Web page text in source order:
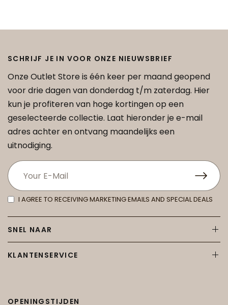
SCHRIJF JE IN VOOR ONZE NIEUWSBRIEF
Onze Outlet Store is één keer per maand geopend
voor drie dagen van donderdag t/m zaterdag. Hier
kun je profiteren van hoge kortingen op een
geselecteerde collectie. Laat hieronder je e-mail
adres achter en ontvang maandelijks een
uitnodiging.
I AGREE TO RECEIVING MARKETING EMAILS AND SPECIAL DEALS
SNEL NAAR
KLANTENSERVICE
OPENINGSTIJDEN